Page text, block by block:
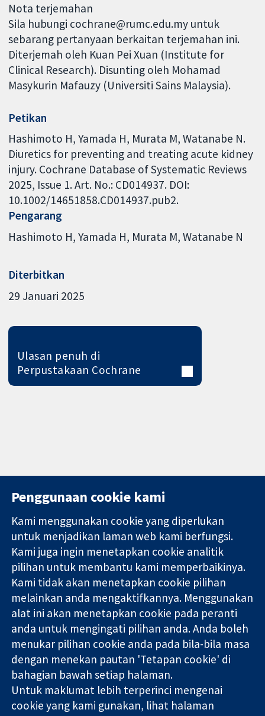
Nota terjemahan
Sila hubungi cochrane@rumc.edu.my untuk
sebarang pertanyaan berkaitan terjemahan ini.
Diterjemah oleh Kuan Pei Xuan (Institute for
Clinical Research). Disunting oleh Mohamad
Masykurin Mafauzy (Universiti Sains Malaysia).
Petikan
Hashimoto H, Yamada H, Murata M, Watanabe N.
Diuretics for preventing and treating acute kidney
injury. Cochrane Database of Systematic Reviews
2025, Issue 1. Art. No.: CD014937. DOI:
10.1002/14651858.CD014937.pub2.
Pengarang
Hashimoto H Yamada H Murata M Watanabe N
Diterbitkan
29 Januari 2025
Ulasan penuh di
Perpustakaan Cochrane
Bukti yang
dipercayai.
keputusan
termaklum
Kesihatan yang
lebih baik
11-13 Cavendish
Square
London
W1G 0AN
United Kingdom
Hubungi kita
Berita
Pejabat
akhbar
Perihal Kami
Pekerjaan
Cochrane
Library
Kolaborasi Cochrane ialah sebuah badan amal (no. 1045921) dan
sebuah syarikat terhad oleh jaminan (no. 03044323) yang
berdaftar di England & Wales. Nombor pendaftaran VAT GB 718
2127 49.
Penggunaan cookie kami
Kami menggunakan cookie yang diperlukan
untuk menjadikan laman web kami berfungsi.
Kami juga ingin menetapkan cookie analitik
pilihan untuk membantu kami memperbaikinya.
Kami tidak akan menetapkan cookie pilihan
melainkan anda mengaktifkannya. Menggunakan
alat ini akan menetapkan cookie pada peranti
anda untuk mengingati pilihan anda. Anda boleh
menukar pilihan cookie anda pada bila-bila masa
dengan menekan pautan 'Tetapan cookie' di
bahagian bawah setiap halaman.
Untuk maklumat lebih terperinci mengenai
cookie yang kami gunakan, lihat halaman